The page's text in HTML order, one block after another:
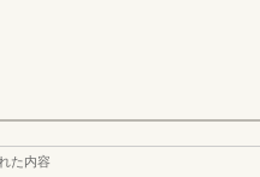
た内容